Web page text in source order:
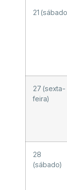
21
27 (sexta-
feira)
28
(sábado)